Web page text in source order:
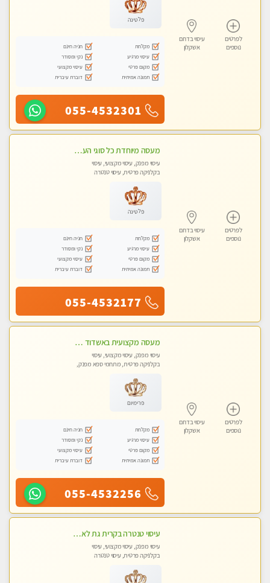
לפרטים
נוספים
עיסוי בדרום
אשקלון
פלטינה
מקלחת
חניה חינם
עיסוי מרגיע
נקי ומסודר
מקום פרטי
עיסוי מקצועי
תמונה אמיתית
דוברת עיברית
055-4532301
לפרטים
נוספים
עיסוי בדרום
אשקלון
מעסה מיוחדת כל סוגי העיסויים מעסה מקצועית ואיכותית פרטי!!!מומלץ לחלוטין!!!!
עיסוי מפנק, עיסוי מקצועי, עיסוי
בקלניקה פרטית, עיסוי טנטרה
פלטינה
מקלחת
חניה חינם
עיסוי מרגיע
נקי ומסודר
מקום פרטי
עיסוי מקצועי
תמונה אמיתית
דוברת עיברית
055-4532177
לפרטים
נוספים
עיסוי בדרום
אשקלון
מעסה מקצועית באשדוד חדשה צעירה ואיכותית לעיסוי מרגיע ומפנק VIP-מומלץ לחלוטין! פרטי! ​​​​​​ Highly recommended
עיסוי מפנק, עיסוי מקצועי, עיסוי
בקלניקה פרטית, מתחמי ספא מפנק,
פרימיום
מקלחת
חניה חינם
עיסוי מרגיע
נקי ומסודר
מקום פרטי
עיסוי מקצועי
תמונה אמיתית
דוברת עיברית
055-4532256
עיסוי טנטרה בקרית גת לא מה שחשבת הרבה יותר ממה שדמיינת פרטי!!! Highly recommended
עיסוי מפנק, עיסוי מקצועי, עיסוי
בקלניקה פרטית, עיסוי טנטרה